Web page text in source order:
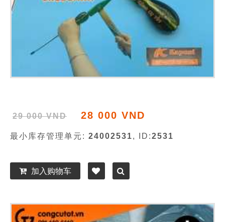
29 000 VND 28 000 VND
最小库存管理单元: 24002531, ID:2531
加入购物车